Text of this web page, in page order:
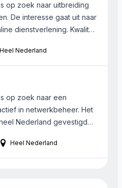
1 – […]
op zoek naar uitbreiding
De interesse gaat uit naar
dienstverlening. Kwaliteit
Heel Nederland
op zoek naar een
in netwerkbeheer. Het
Nederland gevestigd
Heel Nederland